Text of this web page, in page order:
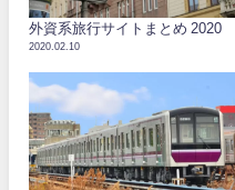
外資系旅行サイトまとめ 2020
2020.02.10